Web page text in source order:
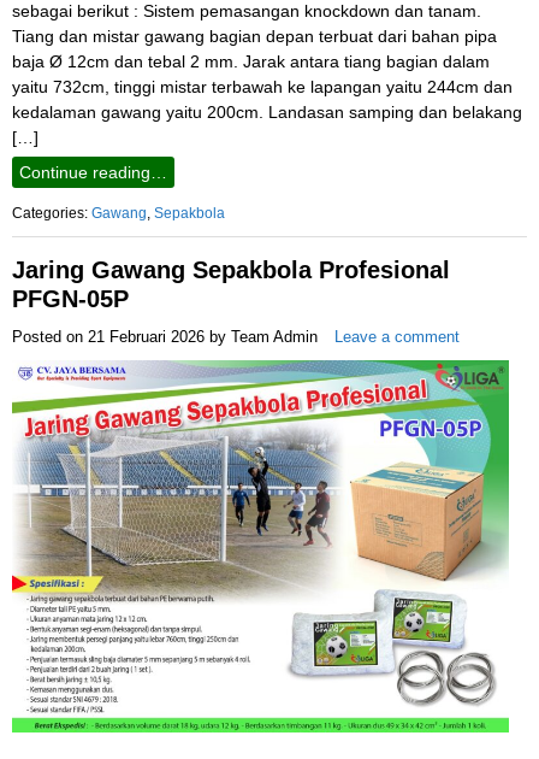
sebagai berikut : Sistem pemasangan knockdown dan tanam.
Tiang dan mistar gawang bagian depan terbuat dari bahan pipa
baja Ø 12cm dan tebal 2 mm. Jarak antara tiang bagian dalam
yaitu 732cm, tinggi mistar terbawah ke lapangan yaitu 244cm dan
kedalaman gawang yaitu 200cm. Landasan samping dan belakang
[…]
Continue reading…
Categories: Gawang Sepakbola
Jaring Gawang Sepakbola Profesional
PFGN-05P
Posted on 21 Februari 2026 by Team Admin Leave a comment